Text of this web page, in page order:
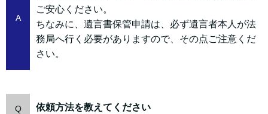
A
ご安心ください。
ちなみに、遺言書保管申請は、必ず遺言者本人が法
務局へ行く必要がありますので、その点ご注意くだ
さい。
Q 依頼方法を教えてください